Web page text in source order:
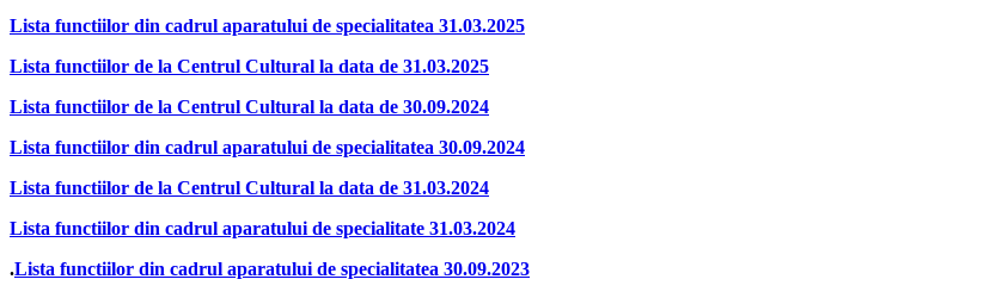
Lista functiilor din cadrul aparatului de specialitatea 31.03.2025
Lista functiilor de la Centrul Cultural la data de 31.03.2025
Lista functiilor de la Centrul Cultural la data de 30.09.2024
Lista functiilor din cadrul aparatului de specialitatea 30.09.2024
Lista functiilor de la Centrul Cultural la data de 31.03.2024
Lista functiilor din cadrul aparatului de specialitate 31.03.2024
.Lista functiilor din cadrul aparatului de specialitatea 30.09.2023